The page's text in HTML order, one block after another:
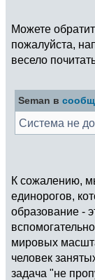
Можете
пожалуйста,
весело
Seman в
Система не
К сожалению,
единорогов,
образование -
мировых
человек
задача "не